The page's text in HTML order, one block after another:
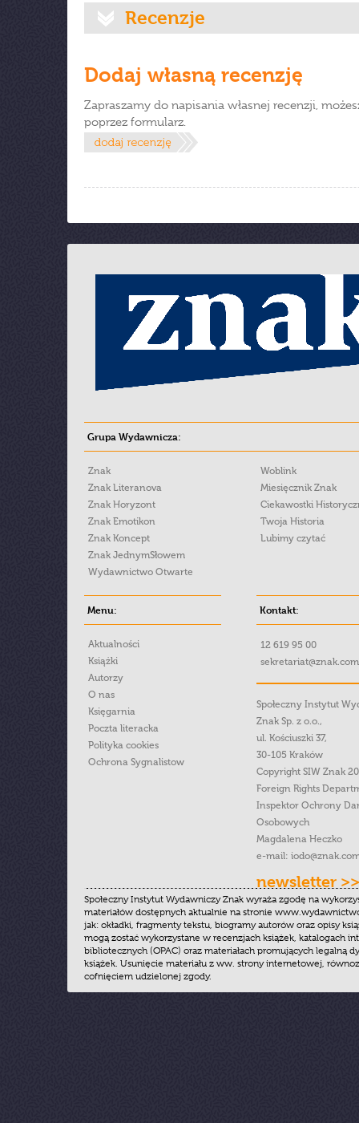
Recenzje
Dodaj własną recenzję
Zapraszamy do napisania własnej recenzji,
poprzez formularz.
Grupa Wydawnicza:
Znak
Znak Literanova
Znak Horyzont
Znak Emotikon
Znak Koncept
Znak JednymSłowem
Wydawnictwo Otwarte
Woblink
Miesięcznik Znak
Ciekawostki
Twoja Historia
Lubimy czytać
Menu:
Aktualności
Książki
Autorzy
O nas
Księgarnia
Poczta literacka
Polityka cookies
Ochrona Sygnalistow
Kontakt:
12 619 95 00
Społeczny Instytut
Znak Sp. z o.o.,
ul. Kościuszki 37,
30-105 Kraków
Copyright SIW Znak
Foreign Rights
Inspektor Ochrony
Osobowych
Magdalena Heczko
e-mail:
newsletter >>
Społeczny Instytut Wydawniczy Znak wyraża zgodę na
materiałów dostępnych aktualnie na stronie
jak: okładki, fragmenty tekstu, biogramy autorów oraz opisy
mogą zostać wykorzystane w recenzjach książek, katalogach
bibliotecznych (OPAC) oraz materiałach promujących legalną
książek. Usunięcie materiału z ww. strony internetowej,
cofnięciem udzielonej zgody.